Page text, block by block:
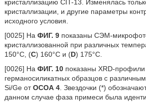
кристаллизацию CIT-13. Изменялась
кристаллизации, и другие параметры
исходного условия.
[0025] НаФИГ. 9показаны СЭМ-
кристаллизованной при различных
150°C, (C) 160°C и (D) 175°C.
[0026] НаФИГ. 10показаны XRD-профили
германосиликатных образцов с
Si/Ge отОСОА 4. Звездочки (*)
данном случае фаза примеси была